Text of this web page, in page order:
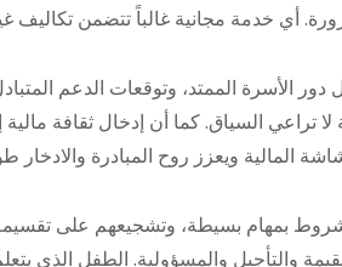
أي خدمة مجانية غالباً تتضمن تكاليف
الأسرة الممتد، وتوقعات الدعم
السياق. كما أن إدخال ثقافة مالية
المالية ويعزز روح المبادرة والادخار
بمهام بسيطة، وتشجيعهم على
والمسؤولية. الطفل الذي يتعلم